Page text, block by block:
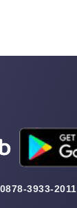
3933-2011